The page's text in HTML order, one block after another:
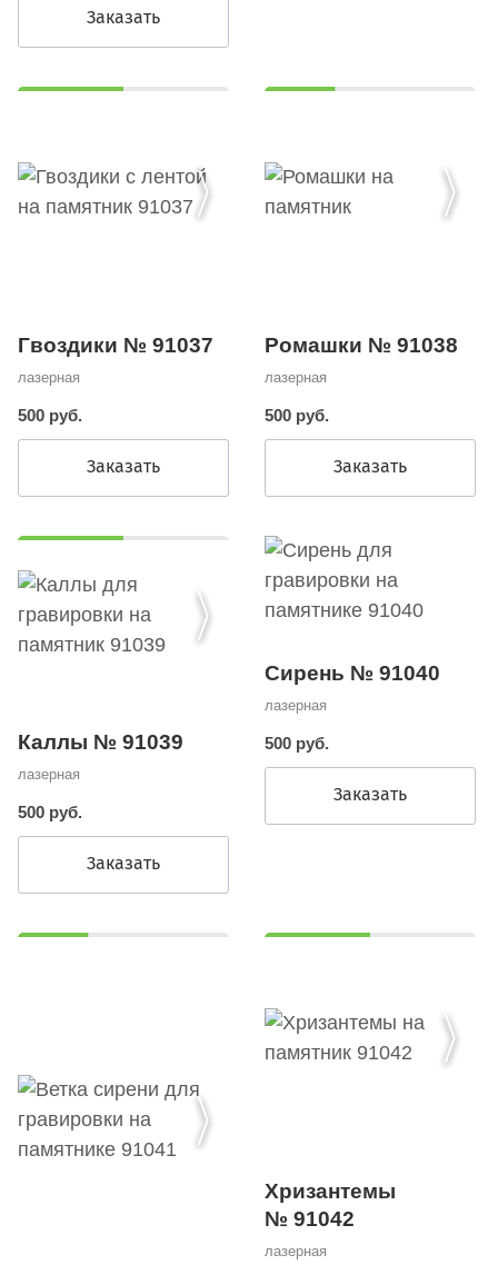
Заказать
Гвоздики № 91037
лазерная
500 руб.
Заказать
Ромашки № 91038
лазерная
500 руб.
Заказать
Каллы № 91039
лазерная
500 руб.
Заказать
Сирень № 91040
лазерная
500 руб.
Заказать
Хризантемы
№ 91042
лазерная